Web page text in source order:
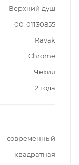
Верхний душ
00-01130855
Ravak
Chrome
Чехия
2 года
современный
квадратная